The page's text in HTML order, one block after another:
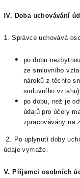
IV. Doba uchovávání
1. Správce uchovává
po dobu
ze smluvního
nároků z těchto
smluvního
po dobu, než je
údajů pro účely
zpracovávány na
2. Po uplynutí doby
údaje vymaže.
V. Příjemci osobních